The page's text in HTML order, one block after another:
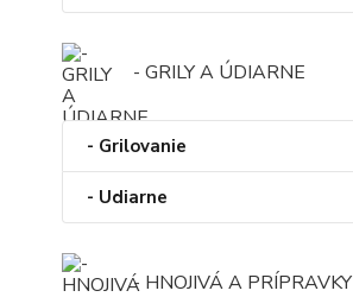
- GRILY A ÚDIARNE
- Grilovanie
- Udiarne
- HNOJIVÁ A PRÍPRAVKY